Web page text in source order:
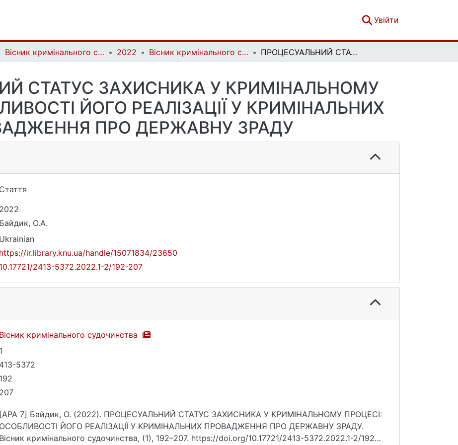
Увійти
Вісник кримінального судочинства | Herald of criminal justice 2022 Вісник кримінального судочинства. № 1-2 ПРОЦЕСУАЛЬНИЙ СТАТУС ЗАХИСНИКА У КРИМІНАЛЬНОМУ ПРОЦЕСІ: ОСОБЛИВОСТІ ЙОГО РЕАЛІЗАЦІЇ У КРИМІНАЛЬНИХ ПРОВАДЖЕННЯ ПРО ДЕРЖАВНУ ЗРАДУ
СТАТУС ЗАХИСНИКА У КРИМІНАЛЬНОМУ
ЙОГО РЕАЛІЗАЦІЇ У КРИМІНАЛЬНИХ
ПРО ДЕРЖАВНУ ЗРАДУ
Стаття
2022
Байдик, О.А.
Ukrainian
https://ir.library.knu.ua/handle/15071834/23650
10.17721/2413-5372.2022.1-2/192-207
Вісник кримінального судочинства
1
413-5372
192
207
[APA 7] Байдик, О. (2022). ПРОЦЕСУАЛЬНИЙ СТАТУС ЗАХИСНИКА У КРИМІНАЛЬНОМУ ПРОЦЕСІ:
ОСОБЛИВОСТІ ЙОГО РЕАЛІЗАЦІЇ У КРИМІНАЛЬНИХ ПРОВАДЖЕННЯ ПРО ДЕРЖАВНУ ЗРАДУ.
Вісник кримінального судочинства, (1), 192–207. https://doi.org/10.17721/2413-5372.2022.1-2/192-